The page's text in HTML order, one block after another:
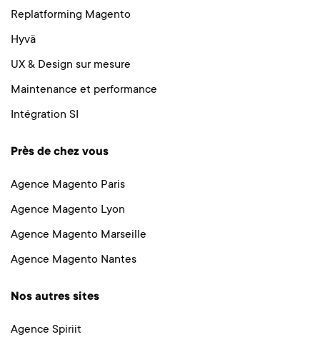
Replatforming Magento
Hyvä
UX & Design sur mesure
Maintenance et performance
Intégration SI
Près de chez vous
Agence Magento Paris
Agence Magento Lyon
Agence Magento Marseille
Agence Magento Nantes
Nos autres sites
Agence Spiriit